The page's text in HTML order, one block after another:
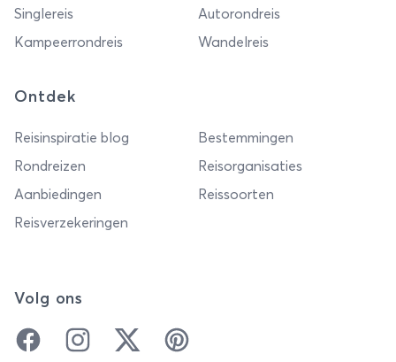
Singlereis
Autorondreis
Kampeerrondreis
Wandelreis
Ontdek
Reisinspiratie blog
Bestemmingen
Rondreizen
Reisorganisaties
Aanbiedingen
Reissoorten
Reisverzekeringen
Volg ons
FacebookInstagramTwitter Pinterest